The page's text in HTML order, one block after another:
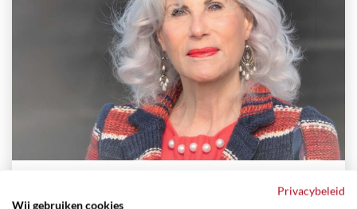
Leren leven met verliezen door Marieke
de Bruin
Privacybeleid
Wij gebruiken cookies